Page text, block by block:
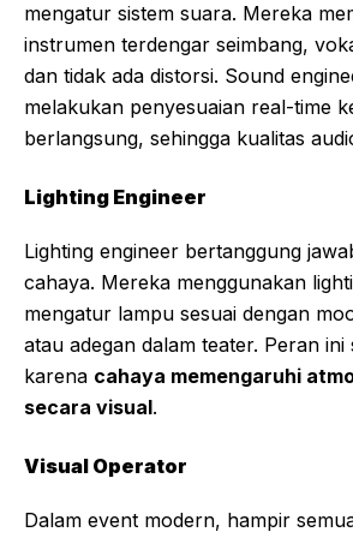
mengatur sistem suara. Mereka
instrumen terdengar seimbang,
dan tidak ada distorsi. Sound
melakukan penyesuaian real-time
berlangsung, sehingga kualitas
Lighting Engineer
Lighting engineer bertanggung
cahaya. Mereka menggunakan
mengatur lampu sesuai dengan
atau adegan dalam teater. Peran ini
karena cahaya memengaruhi
secara visual.
Visual Operator
Dalam event modern, hampir